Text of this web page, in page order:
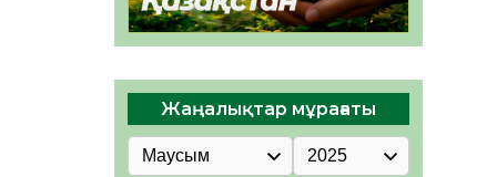
Жаңалықтар мұрағаты